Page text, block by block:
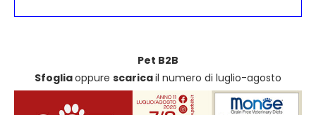
Pet B2B
Sfogliaoppure scaricail numero di luglio-agosto